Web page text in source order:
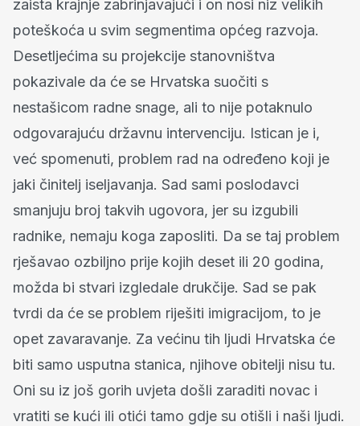
zaista krajnje zabrinjavajući i on nosi niz velikih
poteškoća u svim segmentima općeg razvoja.
Desetljećima su projekcije stanovništva
pokazivale da će se Hrvatska suočiti s
nestašicom radne snage, ali to nije potaknulo
odgovarajuću državnu intervenciju. Istican je i,
već spomenuti, problem rad na određeno koji je
jaki činitelj iseljavanja. Sad sami poslodavci
smanjuju broj takvih ugovora, jer su izgubili
radnike, nemaju koga zaposliti. Da se taj problem
rješavao ozbiljno prije kojih deset ili 20 godina,
možda bi stvari izgledale drukčije. Sad se pak
tvrdi da će se problem riješiti imigracijom, to je
opet zavaravanje. Za većinu tih ljudi Hrvatska će
biti samo usputna stanica, njihove obitelji nisu tu.
Oni su iz još gorih uvjeta došli zaraditi novac i
vratiti se kući ili otići tamo gdje su otišli i naši ljudi.